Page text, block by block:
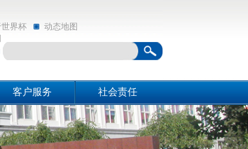
世界杯
动态地图
客户服务
关于世界杯官网
动态地图
社会责任
社会责任
亲和动态